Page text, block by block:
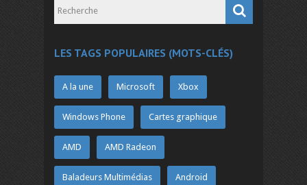
LES TAGS POPULAIRES (MOTS-CLÉS)
A la une Microsoft Xbox
Windows Phone Cartes graphique
AMD AMD Radeon
Baladeurs Multimédias Android